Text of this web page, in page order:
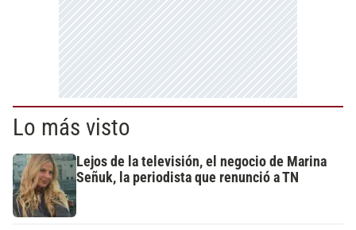
Lo más visto
Lejos de la televisión, el negocio de Marina
Señuk, la periodista que renunció a TN